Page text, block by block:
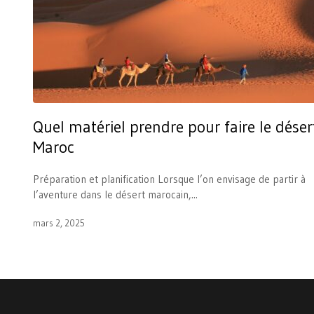
Quel matériel prendre pour faire le
Maroc
Préparation et planification Lorsque l’on envisage de partir à
l’aventure dans le désert marocain,...
mars 2, 2025